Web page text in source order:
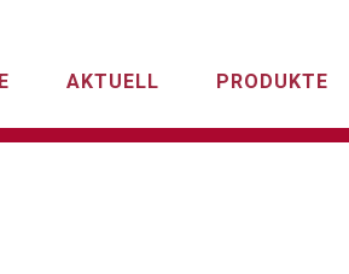
AKTUELL PRODUKTE
Sorry, no posts matched your criteria.